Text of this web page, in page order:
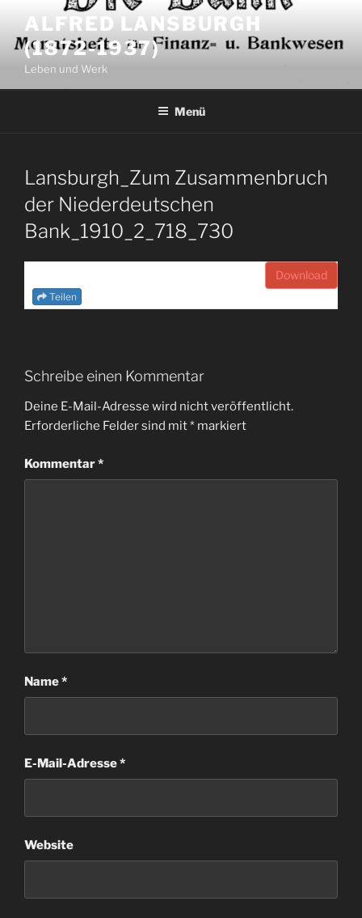
Inhalt
springen
ALFRED LANSBURGH
(1872-1937)
Leben und Werk
Menü
Lansburgh_Zum Zusammenbruch
der Niederdeutschen
Bank_1910_2_718_730
Download
Teilen
Schreibe einen Kommentar
Deine E-Mail-Adresse wird nicht veröffentlicht.
Erforderliche Felder sind mit* markiert
Kommentar*
Name*
E-Mail-Adresse*
Website